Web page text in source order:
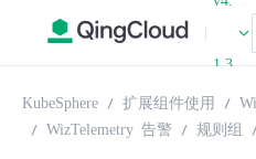
|
1.3
KubeSphere 扩展组件使用
WizTelemetry 告警
规则组